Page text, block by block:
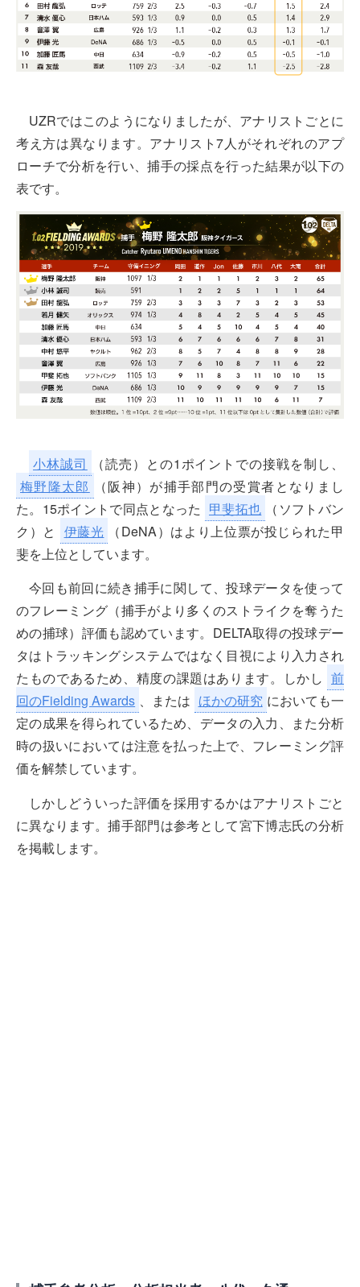
UZRではこのようになりましたが、アナリストごとに
考え方は異なります。アナリスト7人がそれぞれのアプ
ローチで分析を行い、捕手の採点を行った結果が以下の
表です。
小林誠司
（読売）との1ポイントでの接戦を制し、
梅野隆太郎
（阪神）が捕手部門の受賞者となりまし
た。15ポイントで同点となった 甲斐拓也
（ソフトバン
ク）と
伊藤光
（DeNA）はより上位票が投じられた甲
斐を上位としています。
今回も前回に続き捕手に関して、投球データを使って
のフレーミング（捕手がより多くのストライクを奪うた
めの捕球）評価も認めています。DELTA取得の投球デー
タはトラッキングシステムではなく目視により入力され
たものであるため、精度の課題はあります。しかし 前
回のFielding Awards 、または ほかの研究 においても一
定の成果を得られているため、データの入力、また分析
時の扱いにおいては注意を払った上で、フレーミング評
価を解禁しています。
しかしどういった評価を採用するかはアナリストごと
に異なります。捕手部門は参考として宮下博志氏の分析
を掲載します。